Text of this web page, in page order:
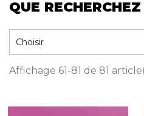
QUE
Choisir
Affichage 61-81 de 81